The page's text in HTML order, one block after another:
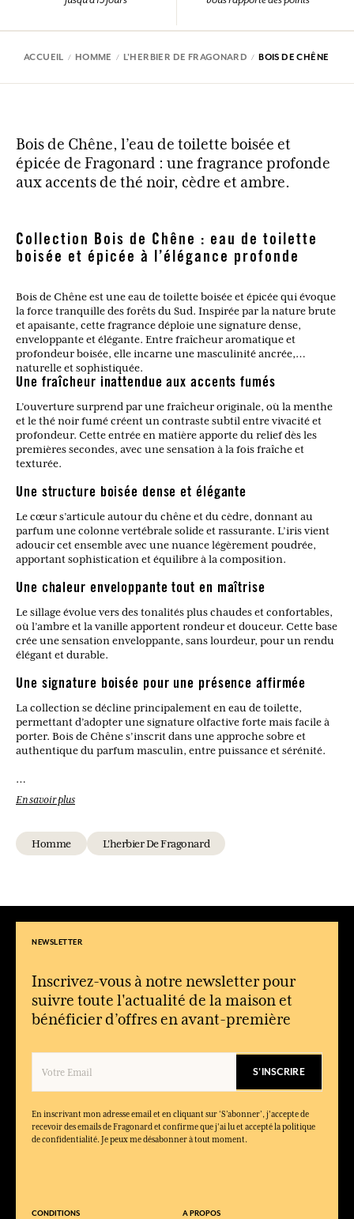
ACCUEIL HOMME L'HERBIER DE FRAGONARD BOIS DE CHÊNE
Bois de Chêne, l’eau de toilette boisée et
épicée de Fragonard : une fragrance profonde
aux accents de thé noir, cèdre et ambre.
Collection Bois de Chêne : eau de toilette
boisée et épicée à l’élégance profonde
Bois de Chêne est une eau de toilette boisée et épicée qui évoque
la force tranquille des forêts du Sud. Inspirée par la nature brute
et apaisante, cette fragrance déploie une signature dense,
enveloppante et élégante. Entre fraîcheur aromatique et
profondeur boisée, elle incarne une masculinité ancrée,
naturelle et sophistiquée.
Une fraîcheur inattendue aux accents fumés
L’ouverture surprend par une fraîcheur originale, où la menthe
et le thé noir fumé créent un contraste subtil entre vivacité et
profondeur. Cette entrée en matière apporte du relief dès les
premières secondes, avec une sensation à la fois fraîche et
texturée.
Une structure boisée dense et élégante
Le cœur s’articule autour du chêne et du cèdre, donnant au
parfum une colonne vertébrale solide et rassurante. L’iris vient
adoucir cet ensemble avec une nuance légèrement poudrée,
apportant sophistication et équilibre à la composition.
Une chaleur enveloppante tout en maîtrise
Le sillage évolue vers des tonalités plus chaudes et confortables,
où l’ambre et la vanille apportent rondeur et douceur. Cette base
crée une sensation enveloppante, sans lourdeur, pour un rendu
élégant et durable.
Une signature boisée pour une présence affirmée
La collection se décline principalement en eau de toilette,
permettant d’adopter une signature olfactive forte mais facile à
porter. Bois de Chêne s’inscrit dans une approche sobre et
authentique du parfum masculin, entre puissance et sérénité.
Quel type de parfum est Bois de Chêne ?
C’est une eau de toilette boisée et épicée, profonde et structurée.
Quelle ambiance évoque cette fragrance ?
Elle rappelle une forêt calme et enveloppante, entre bois chauds,
Il convient aux hommes recherchant une fragrance boisée
affirmée, élégante et non ostentatoire.
Qu’est-ce qui rend Bois de Chêne unique ?
profondeur boisée crée une signature originale et équilibrée.
Quand porter Bois de Chêne ?
Idéal en automne et en hiver, mais aussi en soirée pour une
La collection se concentre sur l’eau de toilette, disponible en
différents formats rechargeables.
En savoir plus
Homme L'herbier De Fragonard
NEWSLETTER
Inscrivez-vous à notre newsletter pour
suivre toute l'actualité de la maison et
bénéficier d’offres en avant-première
S'INSCRIRE
En inscrivant mon adresse email et en cliquant sur ‘S’abonner’, j'accepte de
recevoir des emails de Fragonard et confirme que j'ai lu et accepté la politique
de confidentialité. Je peux me désabonner à tout moment.
CONDITIONS A PROPOS